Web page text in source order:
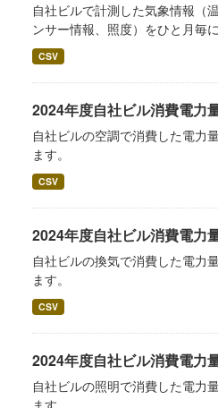
自社ビルで計測した気象情報（
ンサー情報、照度）をひと月毎
CSV
2024年度自社ビル消費電力
自社ビルの空調で消費した電力
ます。
CSV
2024年度自社ビル消費電力
自社ビルの換気で消費した電力
ます。
CSV
2024年度自社ビル消費電力
自社ビルの照明で消費した電力
ます。